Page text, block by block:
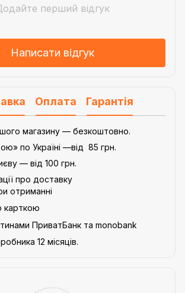
перший відгук
Написати відгук
Оплата Гарантія
магазину — безкоштовно.
по Україні —від 85 грн.
— від 100 грн.
про доставку
отриманні
карткою
ПриватБанк та monobank
12 місяців.